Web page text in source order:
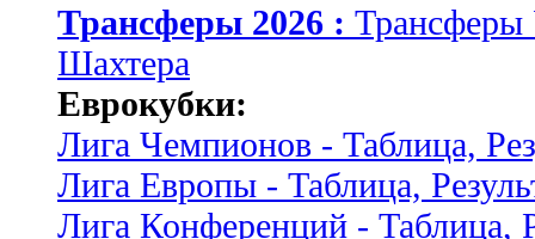
Трансферы 2026 :
Шахтера
Еврокубки:
Лига Чемпионов - Таблица,
Лига Европы - Таблица,
Лига Конференций - Таблица,